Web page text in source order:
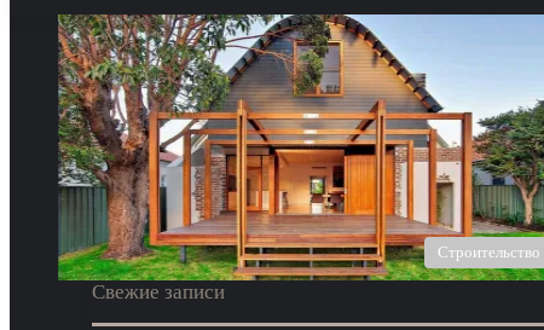
Строительство
Свежие записи